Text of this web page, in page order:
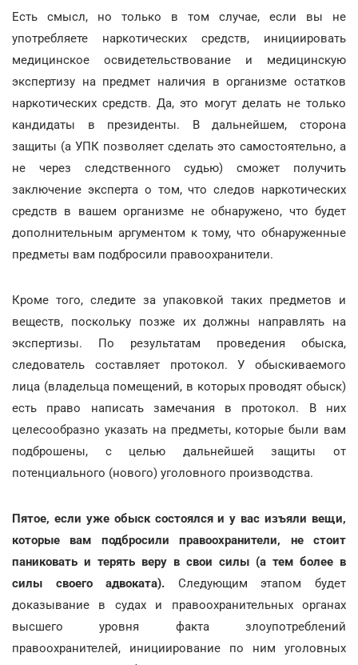
Есть смысл, но только в том случае, если вы не
употребляете наркотических средств, инициировать
медицинское освидетельствование и медицинскую
экспертизу на предмет наличия в организме остатков
наркотических средств. Да, это могут делать не только
кандидаты в президенты. В дальнейшем, сторона
защиты (а УПК позволяет сделать это самостоятельно, а
не через следственного судью) сможет получить
заключение эксперта о том, что следов наркотических
средств в вашем организме не обнаружено, что будет
дополнительным аргументом к тому, что обнаруженные
предметы вам подбросили правоохранители.
Кроме того, следите за упаковкой таких предметов и
веществ, поскольку позже их должны направлять на
экспертизы. По результатам проведения обыска,
следователь составляет протокол. У обыскиваемого
лица (владельца помещений, в которых проводят обыск)
есть право написать замечания в протокол. В них
целесообразно указать на предметы, которые были вам
подброшены, с целью дальнейшей защиты от
потенциального (нового) уголовного производства.
Пятое, если уже обыск состоялся и у вас изъяли вещи,
которые вам подбросили правоохранители, не стоит
паниковать и терять веру в свои силы (а тем более в
силы своего адвоката). Следующим этапом будет
доказывание в судах и правоохранительных органах
высшего уровня факта злоупотреблений
правоохранителей, инициирование по ним уголовных